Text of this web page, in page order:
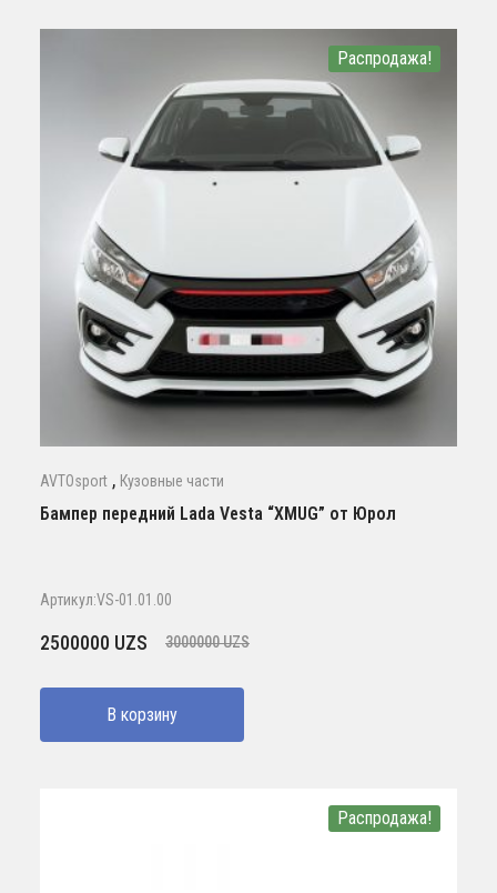
Распродажа!
AVTOsport , Кузовные части
Бампер передний Lada Vesta “XMUG” от Юрол
Артикул:VS-01.01.00
3000000UZS
Первоначальная
составляла
3000000 UZS.
2500000 UZS
Текущая
2500000 UZS.
В корзину
Распродажа!